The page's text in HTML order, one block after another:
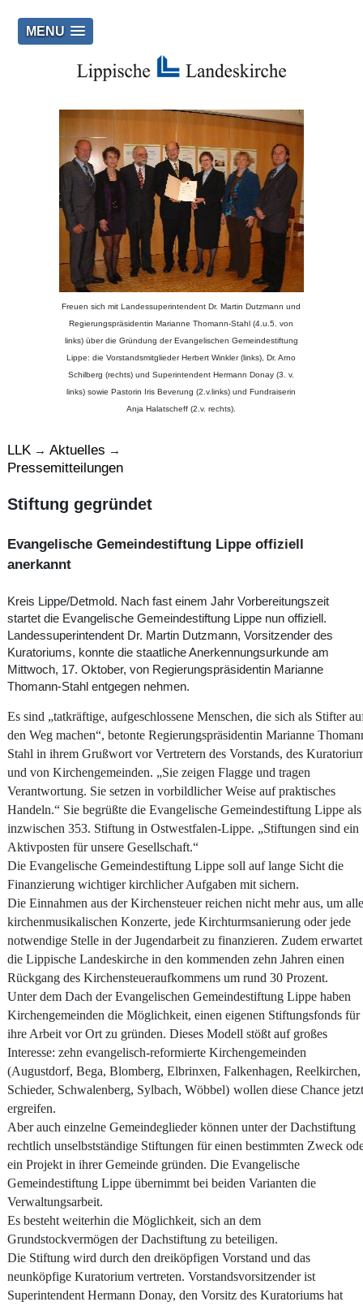
MENU
Freuen sich mit Landessuperintendent Dr. Martin Dutzmann und
Regierungspräsidentin Marianne Thomann-Stahl (4.u.5. von
links) über die Gründung der Evangelischen Gemeindestiftung
Lippe: die Vorstandsmitglieder Herbert Winkler (links), Dr. Arno
Schilberg (rechts) und Superintendent Hermann Donay (3. v.
links) sowie Pastorin Iris Beverung (2.v.links) und Fundraiserin
Anja Halatscheff (2.v. rechts).
LLK→ Aktuelles →
Pressemitteilungen
Stiftung gegründet
Evangelische Gemeindestiftung Lippe offiziell
anerkannt
Kreis Lippe/Detmold. Nach fast einem Jahr Vorbereitungszeit
startet die Evangelische Gemeindestiftung Lippe nun offiziell.
Landessuperintendent Dr. Martin Dutzmann, Vorsitzender des
Kuratoriums, konnte die staatliche Anerkennungsurkunde am
Mittwoch, 17. Oktober, von Regierungspräsidentin Marianne
Thomann-Stahl entgegen nehmen.
Es sind „tatkräftige, aufgeschlossene Menschen, die sich als Stifter
den Weg machen“, betonte Regierungspräsidentin Marianne
Stahl in ihrem Grußwort vor Vertretern des Vorstands, des
und von Kirchengemeinden. „Sie zeigen Flagge und tragen
Verantwortung. Sie setzen in vorbildlicher Weise auf praktisches
Handeln.“ Sie begrüßte die Evangelische Gemeindestiftung Lippe als
inzwischen 353. Stiftung in Ostwestfalen-Lippe. „Stiftungen sind ein
Aktivposten für unsere Gesellschaft.“
Die Evangelische Gemeindestiftung Lippe soll auf lange Sicht die
Finanzierung wichtiger kirchlicher Aufgaben mit sichern.
Die Einnahmen aus der Kirchensteuer reichen nicht mehr aus, um alle
kirchenmusikalischen Konzerte, jede Kirchturmsanierung oder jede
notwendige Stelle in der Jugendarbeit zu finanzieren. Zudem erwartet
die Lippische Landeskirche in den kommenden zehn Jahren einen
Rückgang des Kirchensteueraufkommens um rund 30 Prozent.
Unter dem Dach der Evangelischen Gemeindestiftung Lippe haben
Kirchengemeinden die Möglichkeit, einen eigenen Stiftungsfonds für
ihre Arbeit vor Ort zu gründen. Dieses Modell stößt auf großes
Interesse: zehn evangelisch-reformierte Kirchengemeinden
(Augustdorf, Bega, Blomberg, Elbrinxen, Falkenhagen, Reelkirchen,
Schieder, Schwalenberg, Sylbach, Wöbbel) wollen diese Chance jetzt
ergreifen.
Aber auch einzelne Gemeindeglieder können unter der Dachstiftung
rechtlich unselbstständige Stiftungen für einen bestimmten Zweck
ein Projekt in ihrer Gemeinde gründen. Die Evangelische
Gemeindestiftung Lippe übernimmt bei beiden Varianten die
Verwaltungsarbeit.
Es besteht weiterhin die Möglichkeit, sich an dem
Grundstockvermögen der Dachstiftung zu beteiligen.
Die Stiftung wird durch den dreiköpfigen Vorstand und das
neunköpfige Kuratorium vertreten. Vorstandsvorsitzender ist
Superintendent Hermann Donay, den Vorsitz des Kuratoriums hat